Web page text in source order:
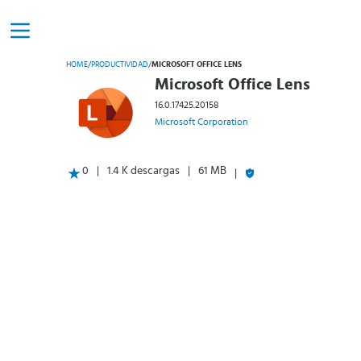
HOME/PRODUCTIVIDAD/MICROSOFT OFFICE LENS
Microsoft Office Lens
16.0.17425.20158
Microsoft Corporation
0 1.4 K descargas 61 MB